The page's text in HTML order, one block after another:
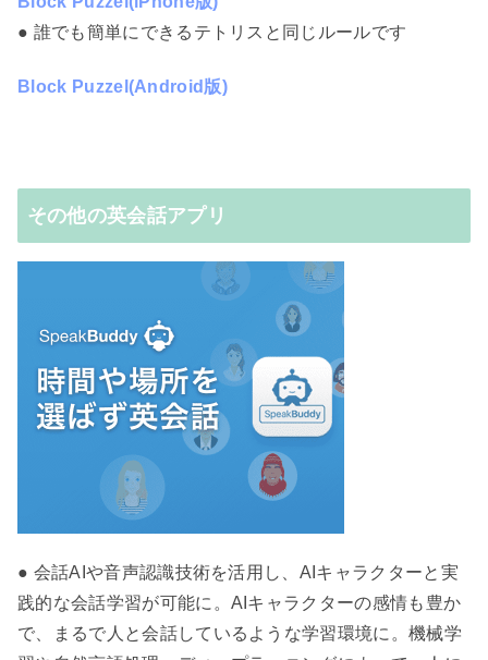
● 誰でも簡単にできるテトリスと同じルールです
Block Puzzel(Android版)
その他の英会話アプリ
● 会話AIや音声認識技術を活用し、AIキャラクターと実
践的な会話学習が可能に。AIキャラクターの感情も豊か
で、まるで人と会話しているような学習環境に。機械学